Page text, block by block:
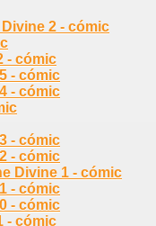
2 - cómic
- cómic
- cómic
- cómic
- cómic
- cómic
Divine 1 - cómic
- cómic
- cómic
- cómic